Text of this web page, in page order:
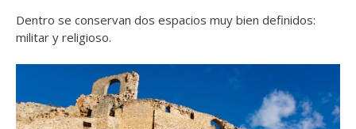
Dentro se conservan dos espacios muy bien definidos:
militar y religioso.